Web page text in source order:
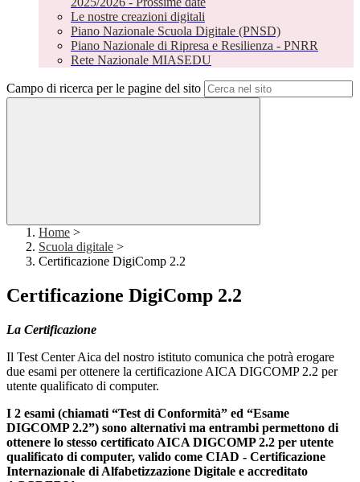
Le nostre creazioni digitali
Piano Nazionale Scuola Digitale (PNSD)
Piano Nazionale di Ripresa e Resilienza - PNRR
Rete Nazionale MIASEDU
Campo di ricerca per le pagine del sito
Home >
Scuola digitale >
Certificazione DigiComp 2.2
Certificazione DigiComp 2.2
La Certificazione
Il Test Center Aica del nostro istituto comunica che potrà erogare
due esami per ottenere la certificazione AICA DIGCOMP 2.2 per
utente qualificato di computer.
I 2 esami (chiamati “Test di Conformità” ed “Esame
DIGCOMP 2.2”) sono alternativi ma entrambi permettono di
ottenere lo stesso certificato AICA DIGCOMP 2.2 per utente
qualificato di computer, valido come CIAD - Certificazione
Internazionale di Alfabetizzazione Digitale e accreditato